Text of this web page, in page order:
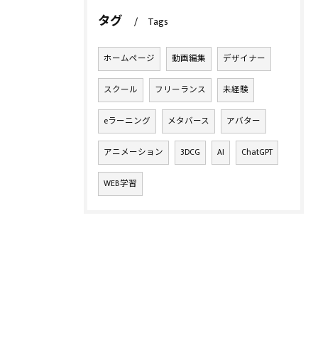
タグ Tags
ホームページ 動画編集 デザイナー
スクール フリーランス 未経験
eラーニング メタバース アバター
アニメーション 3DCG AI ChatGPT
WEB学習